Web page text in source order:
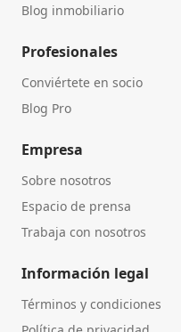
Blog inmobiliario
Profesionales
Conviértete en socio
Blog Pro
Empresa
Sobre nosotros
Espacio de prensa
Trabaja con nosotros
Información legal
Términos y condiciones